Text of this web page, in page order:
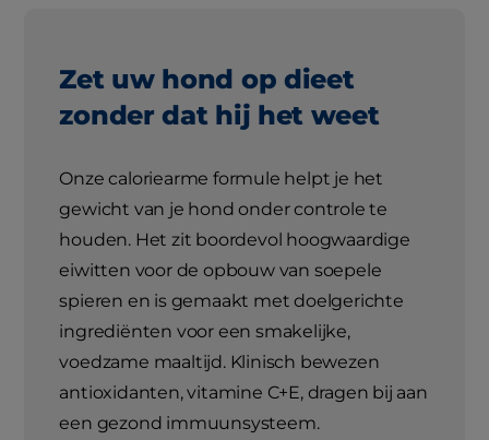
Zet uw hond op dieet
zonder dat hij het weet
Onze caloriearme formule helpt je het
gewicht van je hond onder controle te
houden. Het zit boordevol hoogwaardige
eiwitten voor de opbouw van soepele
spieren en is gemaakt met doelgerichte
ingrediënten voor een smakelijke,
voedzame maaltijd. Klinisch bewezen
antioxidanten, vitamine C+E, dragen bij aan
een gezond immuunsysteem.